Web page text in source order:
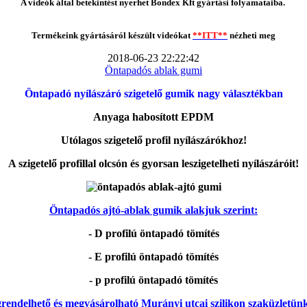
A videók által betekintést nyerhet Bondex Kft gyártási folyamataiba.
Termékeink gyártásáról készült videókat**ITT** nézheti meg
2018-06-23 22:22:42
Öntapadós ablak gumi
Öntapadó nyílászáró szigetelő gumik nagy választékban
Anyaga habosított EPDM
Utólagos szigetelő profil nyílászárókhoz!
A szigetelő profillal olcsón és gyorsan leszigetelheti nyílászáróit!
Öntapadós ajtó-ablak gumik alakjuk szerint:
- D profilú öntapadó tömítés
- E profilú öntapadó tömítés
- p profilú öntapadó tömítés
és megvásárolható Murányi utcai szilikon